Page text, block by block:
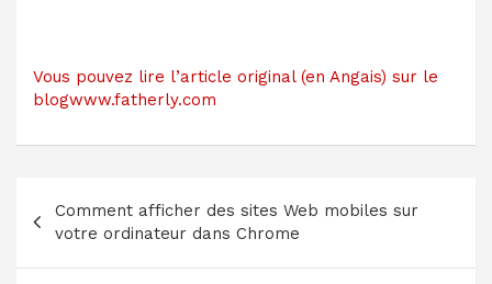
Vous pouvez lire l’article original (en Angais) sur le
blogwww.fatherly.com
de
l’article
Comment afficher des sites Web mobiles sur
votre ordinateur dans Chrome